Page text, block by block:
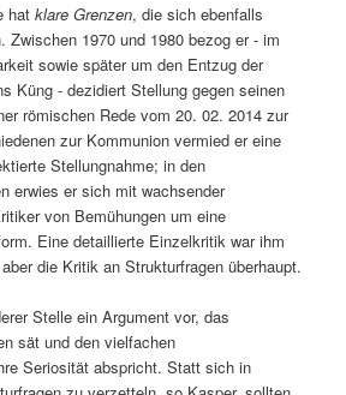
hatklare Grenzen, die sich ebenfalls
Zwischen 1970 und 1980 bezog er ‑ im
sowie später um den Entzug der
Küng ‑ dezidiert Stellung gegen seinen
römischen Rede vom 20. 02. 2014 zur
zur Kommunion vermied er eine
Stellungnahme; in den
erwies er sich mit wachsender
von Bemühungen um eine
Eine detaillierte Einzelkritik war ihm
die Kritik an Strukturfragen überhaupt.
Stelle ein Argument vor, das
sät und den vielfachen
Seriosität abspricht. Statt sich in